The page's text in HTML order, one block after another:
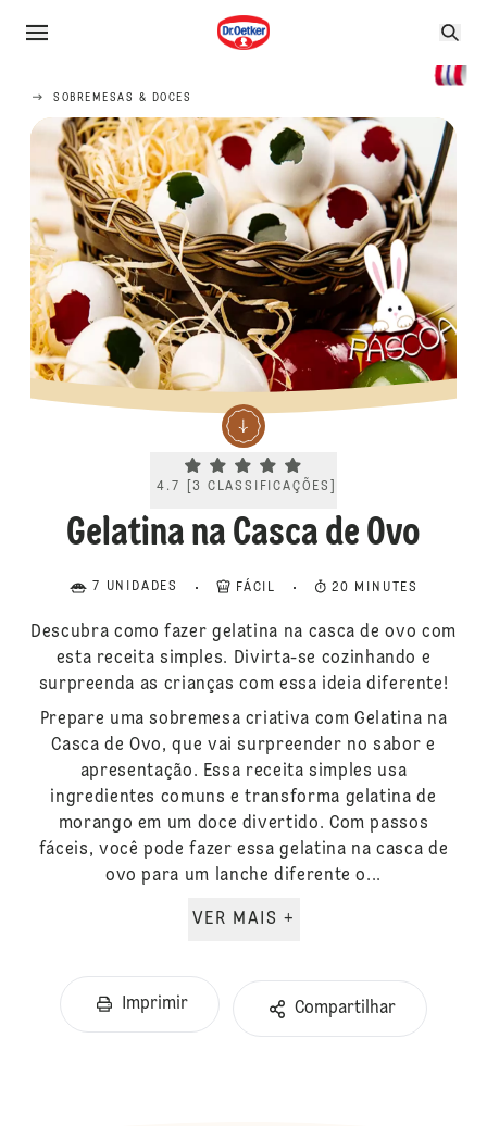
SOBREMESAS & DOCES
Current rating 4.7. Click to rate.
4.7 [3 CLASSIFICAÇÕES
Gelatina na Casca de Ovo
7 UNIDADES FÁCIL 20 MINUTES
Descubra como fazer gelatina na casca de ovo com
esta receita simples. Divirta-se cozinhando e
surpreenda as crianças com essa ideia diferente!
Prepare uma sobremesa criativa com Gelatina na
Casca de Ovo, que vai surpreender no sabor e
apresentação. Essa receita simples usa
ingredientes comuns e transforma gelatina de
morango em um doce divertido. Com passos
fáceis, você pode fazer essa gelatina na casca de
ovo para um lanche diferente o...
VER MAIS +
Imprimir Compartilhar